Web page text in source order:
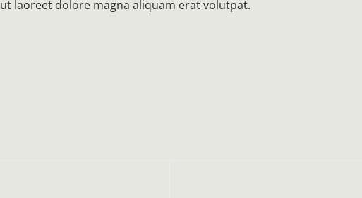
ut laoreet dolore magna aliquam erat volutpat.